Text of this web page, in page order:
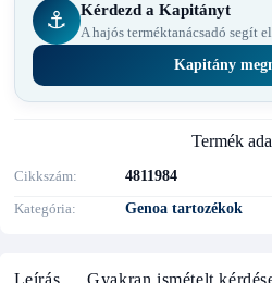
⚓ Kérdezd a Kapitányt
A hajós terméktanácsadó segít
Kapitány
Termék
Cikkszám
4811984
Kategória
Genoa tartozékok